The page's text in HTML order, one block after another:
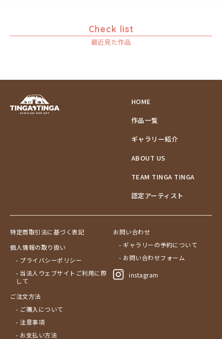
Check list
最近見た作品
HOME
作品一覧
ギャラリー紹介
ABOUT US
TEAM TINGA TINGA
認定アーティスト
特定商取引法に基づく表記
個人情報の取り扱い
- プライバシーポリシー
- 当法人ウェブサイトご利用に際
して
ご注文方法
- ご購入について
- 注意事項
- お支払い方法
お問い合わせ
- ギャラリーの予約について
- お問い合わせフォーム
instagram